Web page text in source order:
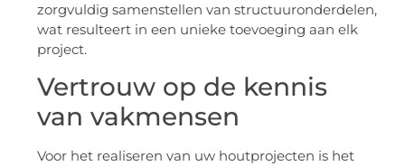
zorgvuldig samenstellen van structuuronderdelen,
wat resulteert in een unieke toevoeging aan elk
project.
Vertrouw op de kennis
van vakmensen
Voor het realiseren van uw houtprojecten is het